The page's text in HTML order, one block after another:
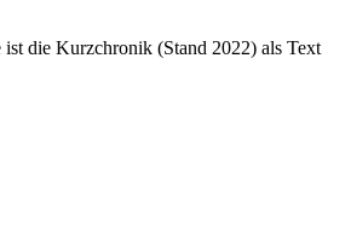
die Kurzchronik (Stand 2022) als Text